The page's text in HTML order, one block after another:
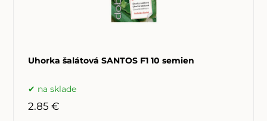
Uhorka šalátová SANTOS F1 10 semien
na sklade
2.85 €